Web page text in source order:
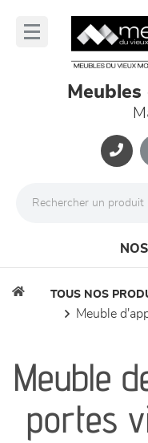
séjours
meubles de
TOUS NOS
meuble
Meuble
portes